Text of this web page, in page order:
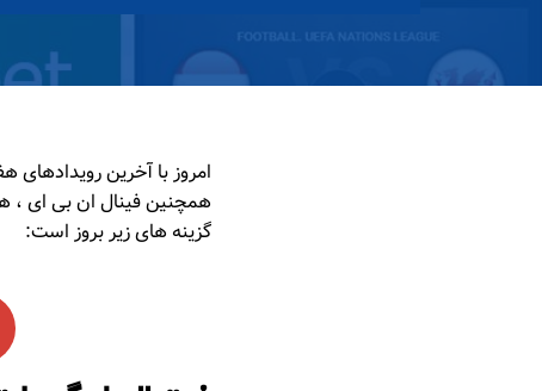
گزینه های زیر بروز است: